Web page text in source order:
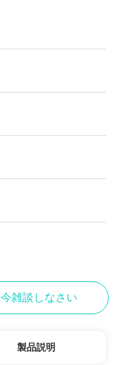
今雑談しなさい
製品説明